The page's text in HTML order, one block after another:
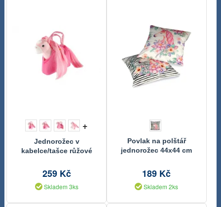
+
Jednorožec v
kabelce/tašce růžové
259 Kč
Skladem 3ks
Povlak na polštář
jednorožec 44x44 cm
189 Kč
Skladem 2ks